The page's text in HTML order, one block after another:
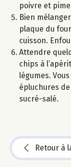
poivre et
Bien
plaque du
cuisson.
Attendre
chips à
légumes.
épluchures
sucré-salé.
Retour à